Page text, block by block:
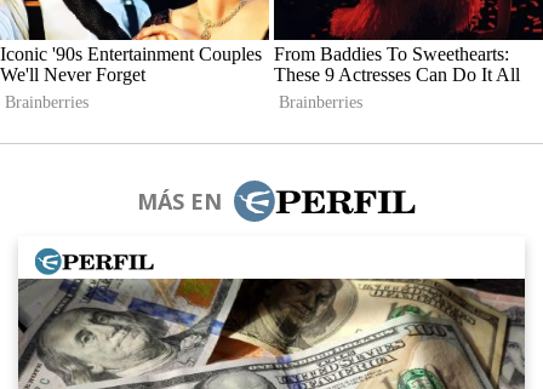
MÁS EN